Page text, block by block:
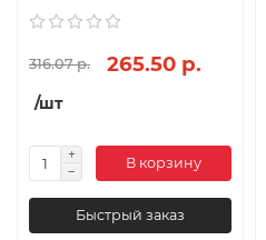
316.07 р. 265.50 р.
/шт
В корзину
Быстрый заказ